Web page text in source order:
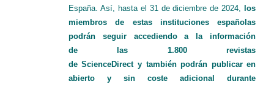
España. Así, hasta el 31 de diciembre de 2024,
los
miembros de estas instituciones españolas
podrán seguir accediendo a la información
de las 1.800 revistas
de ScienceDirect y también podrán publicar en
abierto y sin coste adicional durante